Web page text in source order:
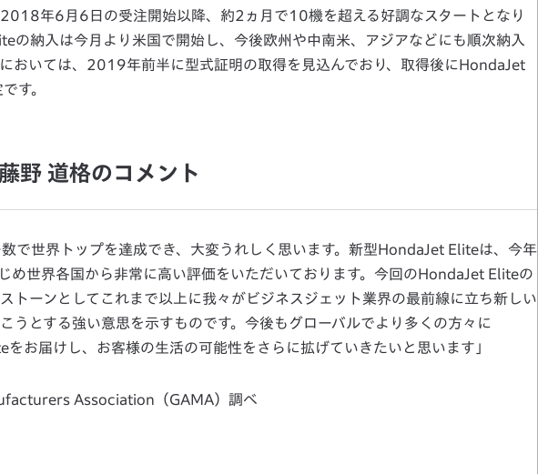
年6月6日の受注開始以降、約2ヵ月で10機を超える好調なスタートとなり
の納入は今月より米国で開始し、今後欧州や中南米、アジアなどにも順次納入
おいては、2019年前半に型式証明の取得を見込んでおり、取得後にHondaJet
す。
野 道格のコメント
数で世界トップを達成でき、大変うれしく思います。新型HondaJet Eliteは、今年
め世界各国から非常に高い評価をいただいております。今回のHondaJet Eliteの
トーンとしてこれまで以上に我々がビジネスジェット業界の最前線に立ち新しい
うとする強い意思を示すものです。今後もグローバルでより多くの方々に
お届けし、お客様の生活の可能性をさらに拡げていきたいと思います」
Association（GAMA）調べ